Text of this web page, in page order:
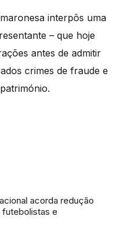
interpôs uma
– que hoje
antes de admitir
crimes de fraude e
acorda redução
futebolistas e